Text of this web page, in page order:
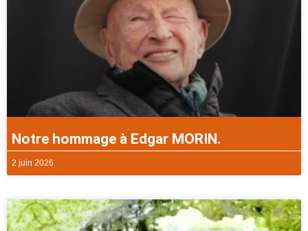
Notre hommage à Edgar MORIN.
2 juin 2026